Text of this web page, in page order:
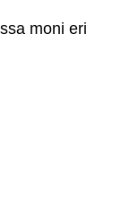
moni eri